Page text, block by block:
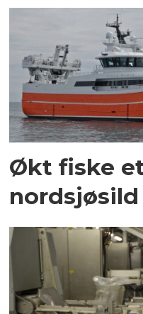
Økt fiske
nordsjøsild